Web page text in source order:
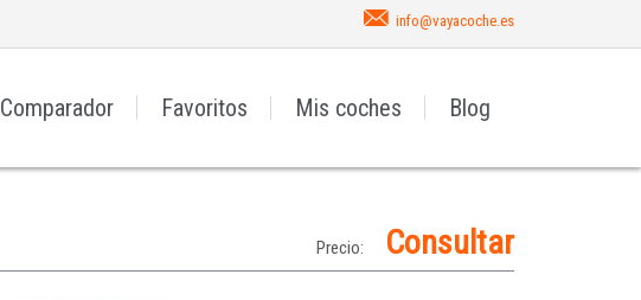
info@vayacoche.es
Comparador Favoritos Mis coches Blog
Precio: Consultar